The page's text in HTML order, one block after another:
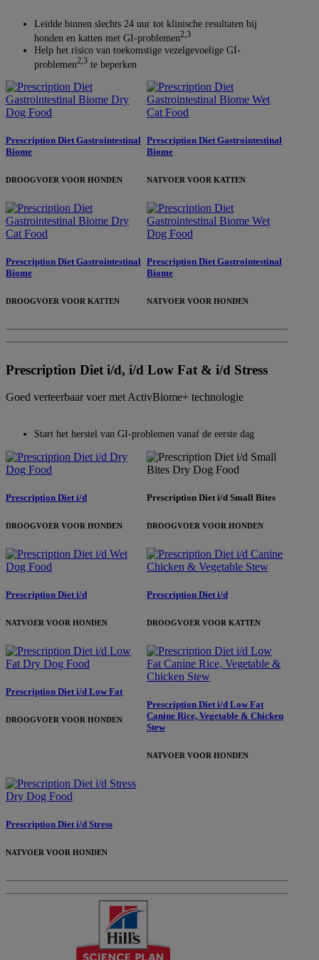
Leidde binnen slechts 24 uur tot klinische resultaten bij
honden en katten met GI-problemen2,3
Help het risico van toekomstige vezelgevoelige GI-
problemen2,3 te beperken
Prescription Diet Gastrointestinal
Biome
DROOGVOER VOOR HONDEN
Prescription Diet Gastrointestinal
Biome
NATVOER VOOR KATTEN
Prescription Diet Gastrointestinal
Biome
DROOGVOER VOOR KATTEN
Prescription Diet Gastrointestinal
Biome
NATVOER VOOR HONDEN
Prescription Diet i/d, i/d Low Fat & i/d Stress
Goed verteerbaar voer met ActivBiome+ technologie
Start het herstel van GI-problemen vanaf de eerste dag
Prescription Diet i/d
DROOGVOER VOOR HONDEN
Prescription Diet i/d Small Bites
DROOGVOER VOOR HONDEN
Prescription Diet i/d
NATVOER VOOR HONDEN
Prescription Diet i/d
DROOGVOER VOOR KATTEN
Prescription Diet i/d Low Fat
DROOGVOER VOOR HONDEN
Prescription Diet i/d Low Fat
Canine Rice, Vegetable & Chicken
Stew
NATVOER VOOR HONDEN
Prescription Diet i/d Stress
NATVOER VOOR HONDEN